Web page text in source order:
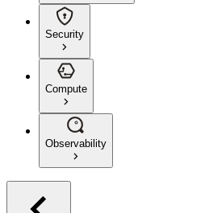
Security
Compute
Observability